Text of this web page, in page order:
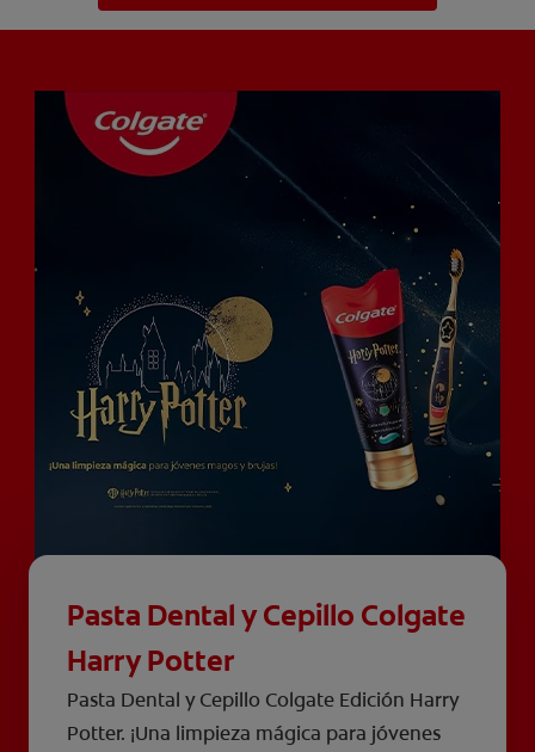
Pasta Dental y Cepillo Colgate
Harry Potter
Pasta Dental y Cepillo Colgate Edición Harry
Potter. ¡Una limpieza mágica para jóvenes